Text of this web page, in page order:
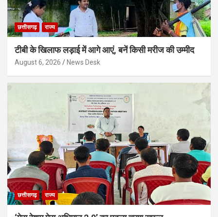
छत्तीसगढ़ राज्य
टीबी के खिलाफ लड़ाई में आगे आएं, बनें किसी मरीज की उम्मीद
August 6, 2026 News Desk
छत्तीसगढ़ राज्य